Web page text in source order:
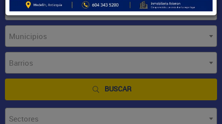
Tipo de inmueble
Municipios
Barrios
BUSCAR
Sectores